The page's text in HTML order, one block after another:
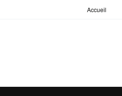
Accueil